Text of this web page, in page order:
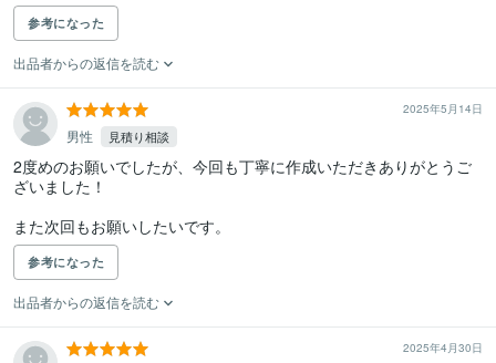
参考になった
出品者からの返信を読む
2025年5月14日
男性 見積り相談
2度めのお願いでしたが、今回も丁寧に作成いただきありがとうご
ざいました！
また次回もお願いしたいです。
参考になった
出品者からの返信を読む
2025年4月30日